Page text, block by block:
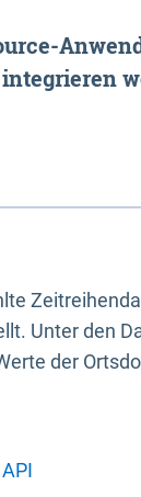
Unter den
der